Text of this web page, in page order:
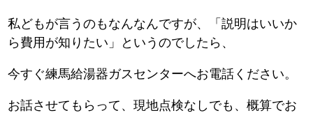
私どもが言うのもなんなんですが、「説明はいいか
ら費用が知りたい」というのでしたら、
今すぐ練馬給湯器ガスセンターへお電話ください。
お話させてもらって、現地点検なしでも、概算でお